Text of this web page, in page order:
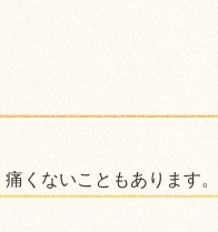
くないこともあります。